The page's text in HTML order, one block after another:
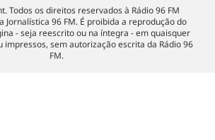
Todos os direitos reservados à Rádio 96 FM
Jornalística 96 FM. É proibida a reprodução do
- seja reescrito ou na íntegra - em quaisquer
impressos, sem autorização escrita da Rádio 96
FM.